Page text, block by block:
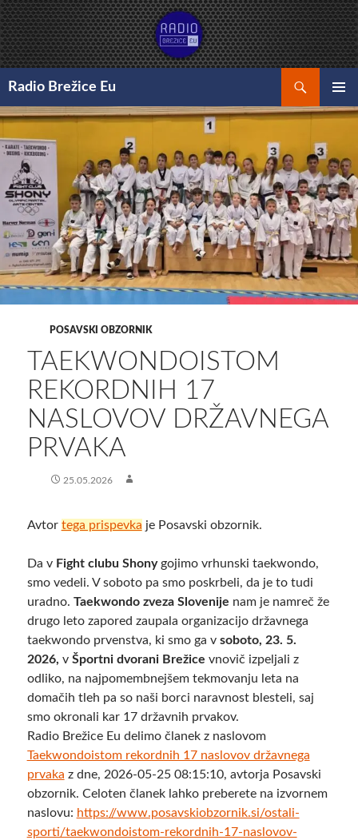
Preskoči
na
vsebino
Radio Brežice Eu
GLAVNI
POSAVSKI OBZORNIK
TAEKWONDOISTOM
REKORDNIH 17
NASLOVOV DRŽAVNEGA
PRVAKA
25.05.2026
Avtor tega prispevka je Posavski obzornik.
Da v Fight clubu Shonygojimo vrhunski taekwondo,
smo vedeli. V soboto pa smo poskrbeli, da je to tudi
uradno. Taekwondo zveza Slovenije nam je namreč že
drugo leto zapored zaupala organizacijo državnega
taekwondo prvenstva, ki smo ga vsoboto, 23. 5.
2026, v Športni dvorani Brežice vnovič izpeljali z
odliko, na najpomembnejšem tekmovanju leta na
domačih tleh pa so naši borci naravnost blesteli, saj
smo okronali kar 17 državnih prvakov.
Radio Brežice Eu delimo članek z naslovom
Taekwondoistom rekordnih 17 naslovov državnega
prvaka z dne, 2026-05-25 08:15:10, avtorja Posavski
obzornik. Celoten članek lahko preberete na izvornem
naslovu: https://www.posavskiobzornik.si/ostali-
sporti/taekwondoistom-rekordnih-17-naslovov-